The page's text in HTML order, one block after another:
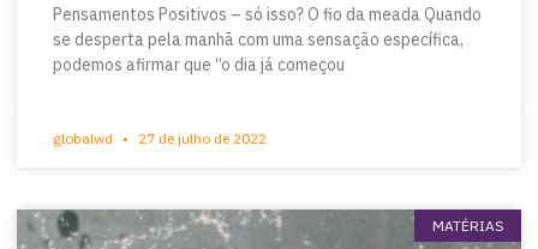
Pensamentos Positivos – só isso? O fio da meada Quando
se desperta pela manhã com uma sensação específica,
podemos afirmar que “o dia já começou
globalwd 27 de julho de 2022
MATÉRIAS